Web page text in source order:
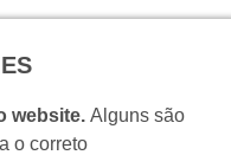
Pesquisar
Produto
website. Alguns são
o correto